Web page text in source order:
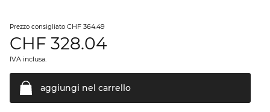
Prezzo consigliato CHF 364.49
CHF 328.04
IVA inclusa.
aggiungi nel carrello